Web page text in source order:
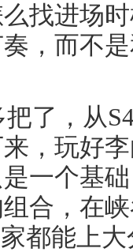
找进场
，而不
了，从
，玩好
一个基
合，在
都能上